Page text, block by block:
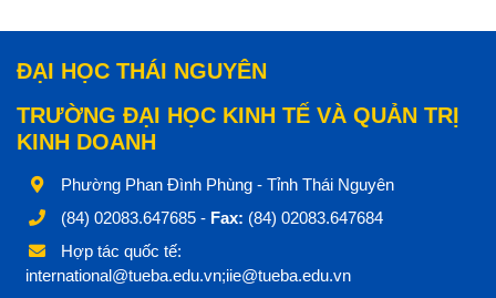
ĐẠI HỌC THÁI NGUYÊN
TRƯỜNG ĐẠI HỌC KINH TẾ VÀ QUẢN TRỊ
KINH DOANH
Phường Phan Đình Phùng - Tỉnh Thái Nguyên
(84) 02083.647685 - Fax: (84) 02083.647684
Hợp tác quốc tế:
international@tueba.edu.vn;iie@tueba.edu.vn